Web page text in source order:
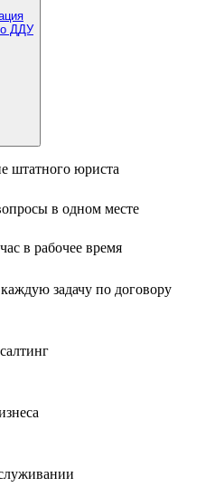
ДДУ
штатного юриста
в одном месте
в рабочее время
задачу по договору